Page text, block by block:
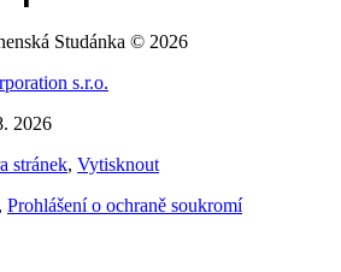
Studánka © 2026
s.r.o.
2026
stránek, Vytisknout
, Prohlášení o ochraně soukromí